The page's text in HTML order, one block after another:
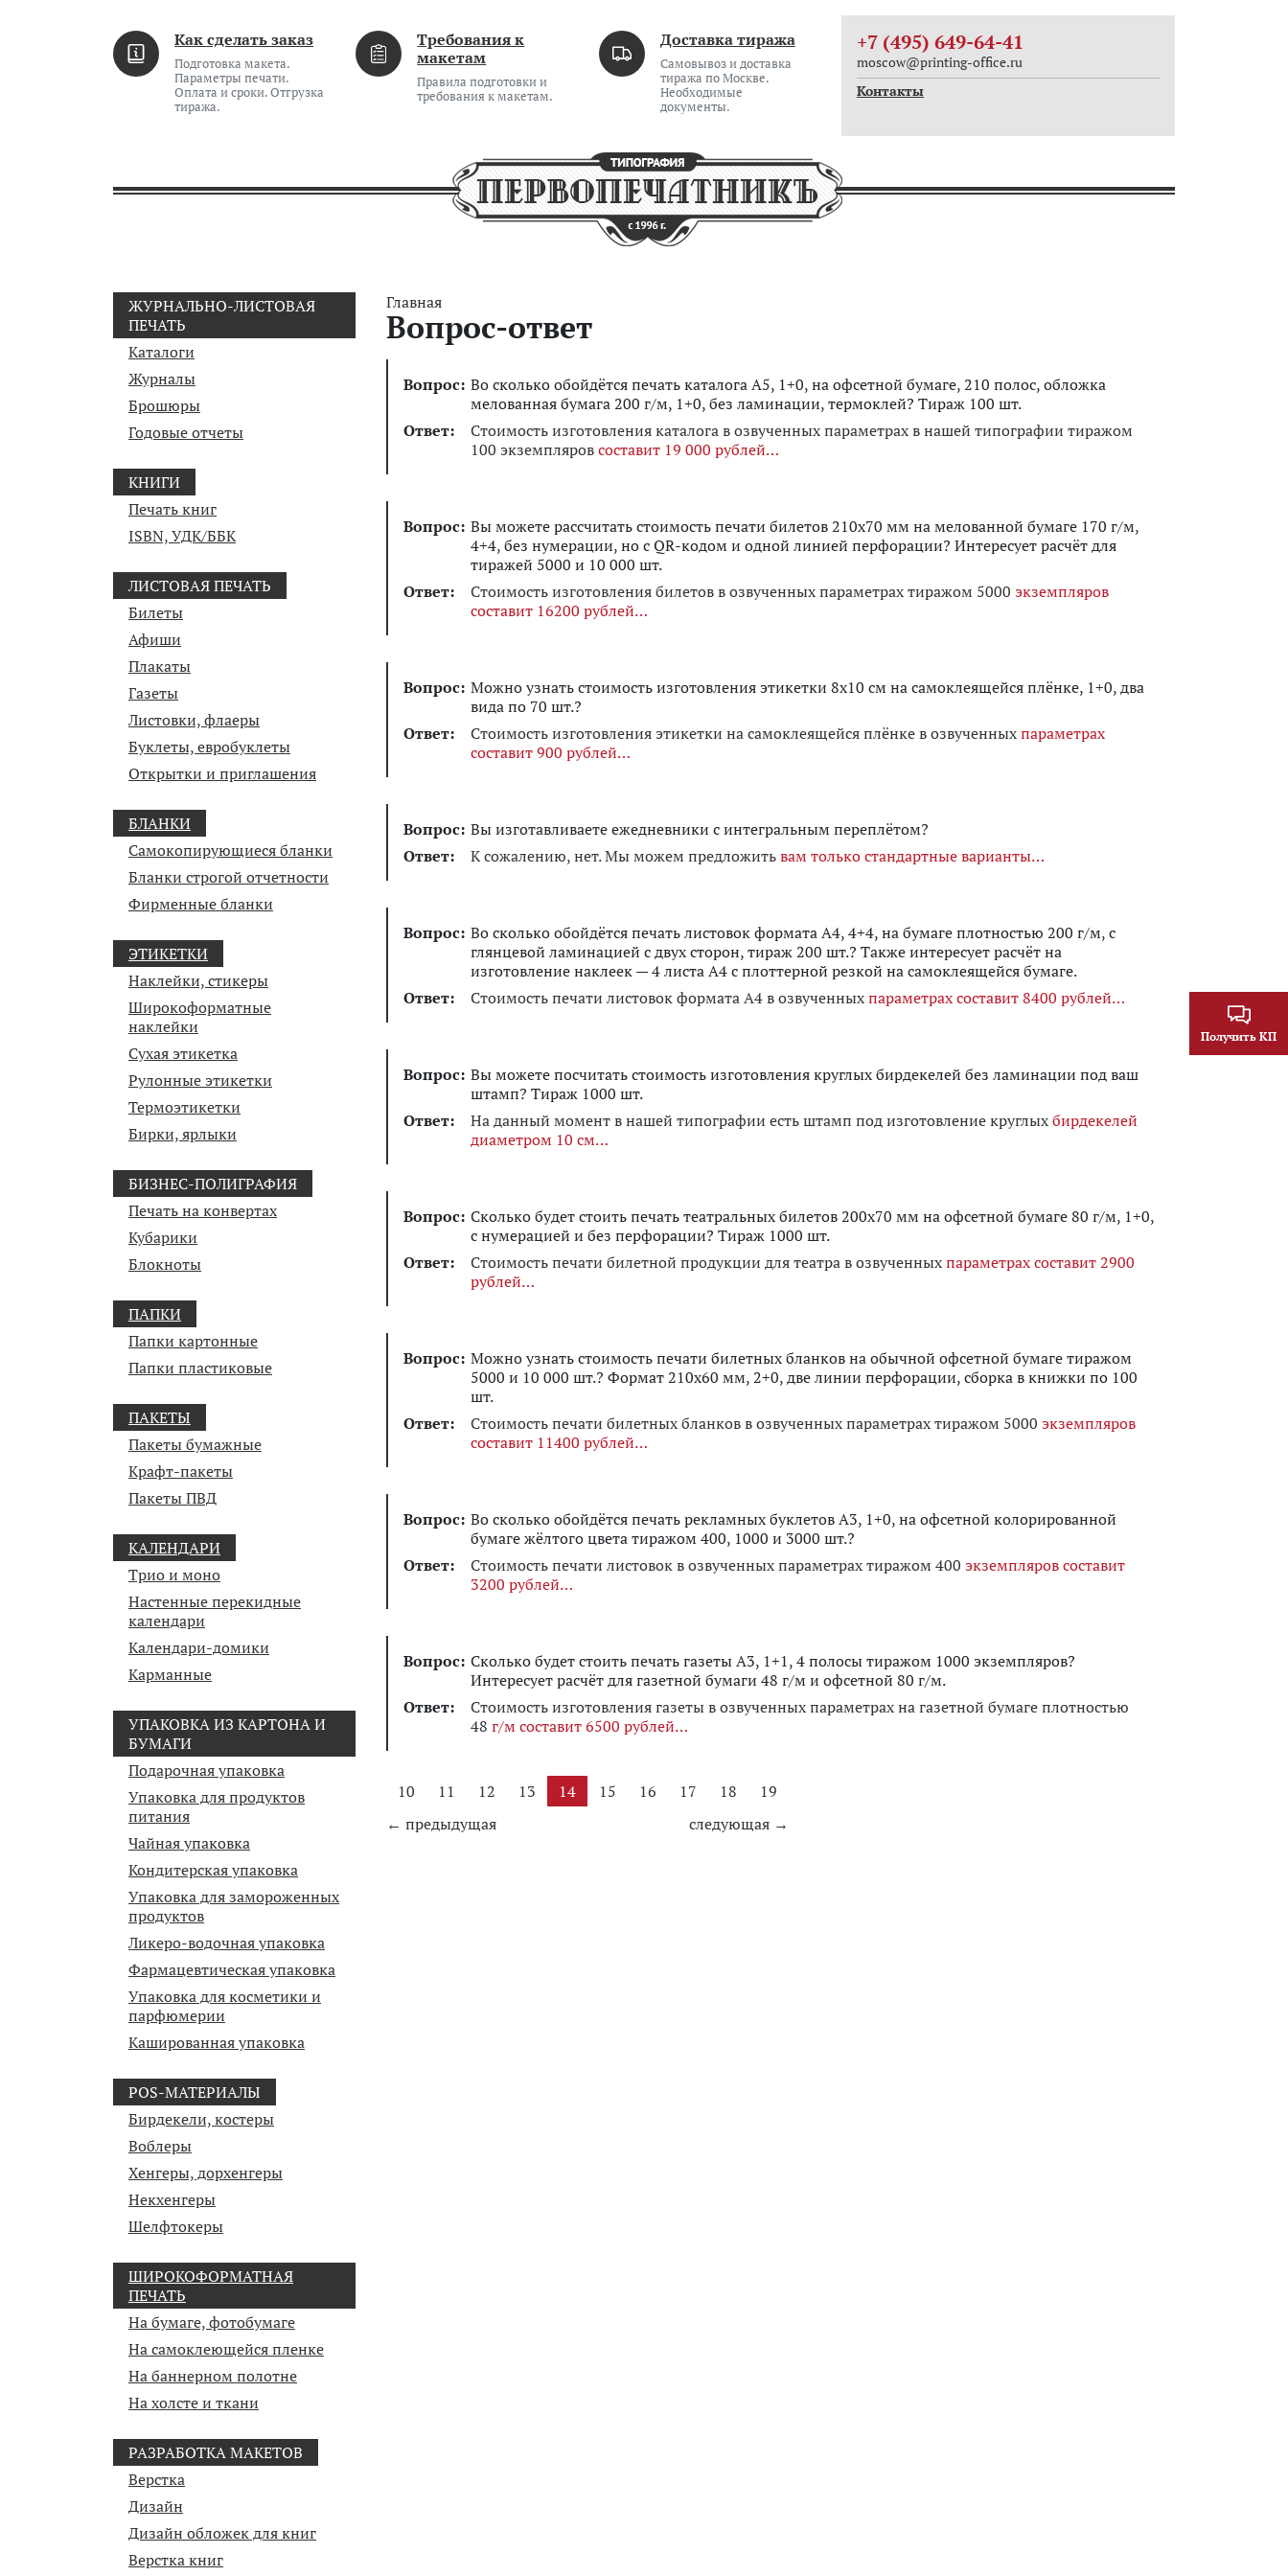
Как сделать заказ
Подготовка макета.
Параметры печати.
Оплата и сроки. Отгрузка
тиража.
Требования к
макетам
Правила подготовки и
требования к макетам.
Доставка тиража
Самовывоз и доставка
тиража по Москве.
Необходимые
документы.
+7 (495) 649-64-41
moscow@printing-office.ru
Контакты
ЖУРНАЛЬНО-ЛИСТОВАЯ
ПЕЧАТЬ
Каталоги
Журналы
Брошюры
Годовые отчеты
КНИГИ
Печать книг
ISBN, УДК/ББК
ЛИСТОВАЯ ПЕЧАТЬ
Билеты
Афиши
Плакаты
Газеты
Листовки, флаеры
Буклеты, евробуклеты
Открытки и приглашения
БЛАНКИ
Самокопирующиеся бланки
Бланки строгой отчетности
Фирменные бланки
ЭТИКЕТКИ
Наклейки, стикеры
Широкоформатные
наклейки
Сухая этикетка
Рулонные этикетки
Термоэтикетки
Бирки, ярлыки
БИЗНЕС-ПОЛИГРАФИЯ
Печать на конвертах
Кубарики
Блокноты
ПАПКИ
Папки картонные
Папки пластиковые
ПАКЕТЫ
Пакеты бумажные
Крафт-пакеты
Пакеты ПВД
КАЛЕНДАРИ
Трио и моно
Настенные перекидные
календари
Календари-домики
Карманные
УПАКОВКА ИЗ КАРТОНА И
БУМАГИ
Подарочная упаковка
Упаковка для продуктов
питания
Чайная упаковка
Кондитерская упаковка
Упаковка для замороженных
продуктов
Ликеро-водочная упаковка
Фармацевтическая упаковка
Упаковка для косметики и
парфюмерии
Кашированная упаковка
POS-МАТЕРИАЛЫ
Бирдекели, костеры
Воблеры
Хенгеры, дорхенгеры
Некхенгеры
Шелфтокеры
ШИРОКОФОРМАТНАЯ
ПЕЧАТЬ
На бумаге, фотобумаге
На самоклеющейся пленке
На баннерном полотне
На холсте и ткани
РАЗРАБОТКА МАКЕТОВ
Верстка
Дизайн
Дизайн обложек для книг
Верстка книг
Главная
Вопрос-ответ
Вопрос: Во сколько обойдётся печать каталога А5, 1+0, на офсетной бумаге, 210 полос, обложка
мелованная бумага 200 г/м, 1+0, без ламинации, термоклей? Тираж 100 шт.
Ответ:
Стоимость изготовления каталога в озвученных параметрах в нашей типографии тиражом
100 экземпляровсоставит 19 000 рублей
Вопрос: Вы можете рассчитать стоимость печати билетов 210х70 мм на мелованной бумаге 170 г/м,
4+4, без нумерации, но с QR-кодом и одной линией перфорации? Интересует расчёт для
тиражей 5000 и 10 000 шт.
Ответ:
Стоимость изготовления билетов в озвученных параметрах тиражом 5000 экземпляров
составит 16200 рублей
Вопрос: Можно узнать стоимость изготовления этикетки 8х10 см на самоклеящейся плёнке, 1+0, два
вида по 70 шт.?
Ответ:
Стоимость изготовления этикетки на самоклеящейся плёнке в озвученныхпараметрах
составит 900 рублей
Вопрос: Вы изготавливаете ежедневники с интегральным переплётом?
Ответ:
К сожалению, нет. Мы можем предложитьвам только стандартные варианты
Вопрос: Во сколько обойдётся печать листовок формата А4, 4+4, на бумаге плотностью 200 г/м, с
глянцевой ламинацией с двух сторон, тираж 200 шт.? Также интересует расчёт на
изготовление наклеек — 4 листа А4 с плоттерной резкой на самоклеящейся бумаге.
Ответ:
Стоимость печати листовок формата А4 в озвученныхпараметрах составит 8400 рублей
Вопрос: Вы можете посчитать стоимость изготовления круглых бирдекелей без ламинации под ваш
штамп? Тираж 1000 шт.
Ответ:
На данный момент в нашей типографии есть штамп под изготовление круглыхбирдекелей
диаметром 10 см
Вопрос: Сколько будет стоить печать театральных билетов 200х70 мм на офсетной бумаге 80 г/м, 1+0,
с нумерацией и без перфорации? Тираж 1000 шт.
Ответ:
Стоимость печати билетной продукции для театра в озвученныхпараметрах составит 2900
рублей
Вопрос: Можно узнать стоимость печати билетных бланков на обычной офсетной бумаге тиражом
5000 и 10 000 шт.? Формат 210х60 мм, 2+0, две линии перфорации, сборка в книжки по 100
шт.
Ответ:
Стоимость печати билетных бланков в озвученных параметрах тиражом 5000 экземпляров
составит 11400 рублей
Вопрос: Во сколько обойдётся печать рекламных буклетов А3, 1+0, на офсетной колорированной
бумаге жёлтого цвета тиражом 400, 1000 и 3000 шт.?
Ответ:
Стоимость печати листовок в озвученных параметрах тиражом 400 экземпляров составит
3200 рублей
Вопрос: Сколько будет стоить печать газеты А3, 1+1, 4 полосы тиражом 1000 экземпляров?
Интересует расчёт для газетной бумаги 48 г/м и офсетной 80 г/м.
Ответ:
Стоимость изготовления газеты в озвученных параметрах на газетной бумаге плотностью
48 г/м составит 6500 рублей
10 11 12 13 14 15 16 17 18
19
← предыдущая
следующая →
Получить КП